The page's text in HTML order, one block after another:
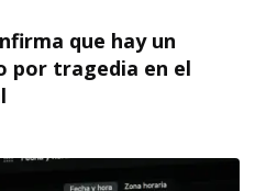
que hay un
por tragedia en el